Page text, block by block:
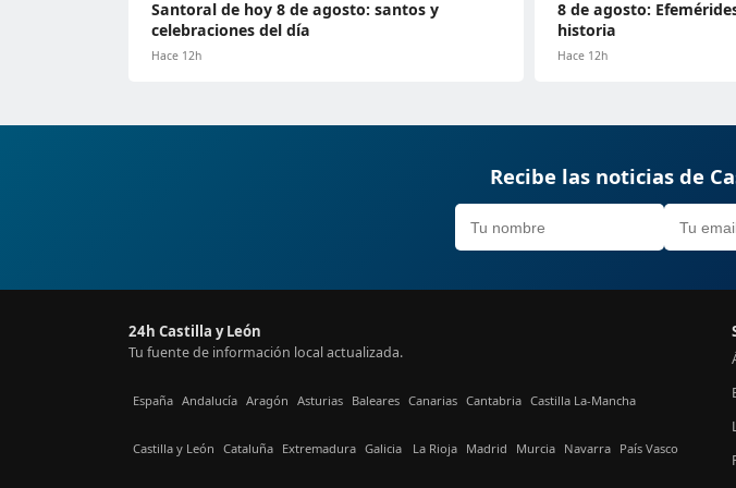
Santoral de hoy 8 de agosto: santos y
celebraciones del día
Hace 12h
8 de agosto:
historia
Hace 12h
Recibe las noticias de
24h Castilla y León
Tu fuente de información local actualizada.
España Andalucía Aragón Asturias Baleares Canarias Cantabria Castilla La-Mancha
Castilla y León Cataluña Extremadura Galicia La Rioja Madrid Murcia Navarra País Vasco